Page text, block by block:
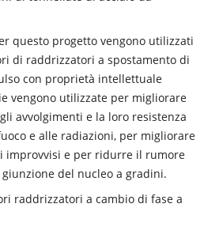
questo progetto vengono utilizzati
di raddrizzatori a spostamento di
con proprietà intellettuale
vengono utilizzate per migliorare
avvolgimenti e la loro resistenza
e alle radiazioni, per migliorare
improvvisi e per ridurre il rumore
del nucleo a gradini.
raddrizzatori a cambio di fase a